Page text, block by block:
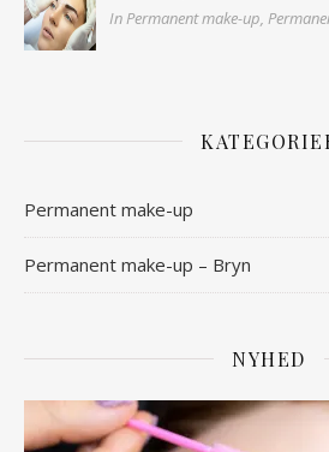
In Permanent make-up,
Permanent make-up
Permanent make-up – Bryn
NYHED